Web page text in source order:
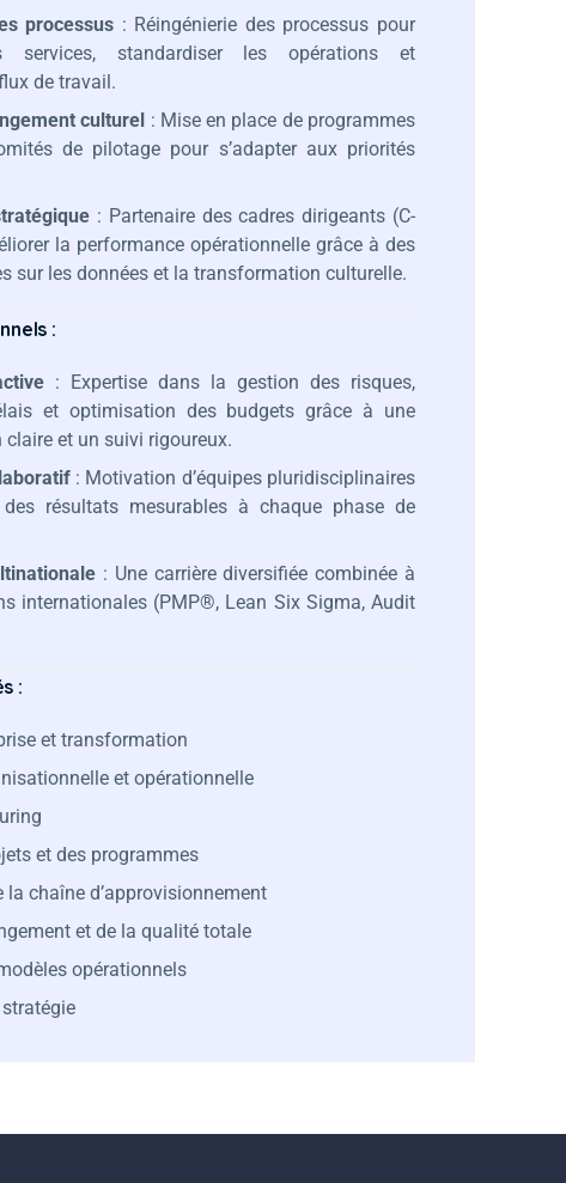
processus : Réingénierie des processus pour
services, standardiser les opérations et
de travail.
culturel : Mise en place de programmes
de pilotage pour s’adapter aux priorités
: Partenaire des cadres dirigeants (C-
la performance opérationnelle grâce à des
sur les données et la transformation culturelle.
:
: Expertise dans la gestion des risques,
et optimisation des budgets grâce à une
et un suivi rigoureux.
: Motivation d’équipes pluridisciplinaires
résultats mesurables à chaque phase de
: Une carrière diversifiée combinée à
internationales (PMP®, Lean Six Sigma, Audit
:
et transformation
et opérationnelle
et des programmes
chaîne d’approvisionnement
et de la qualité totale
opérationnels